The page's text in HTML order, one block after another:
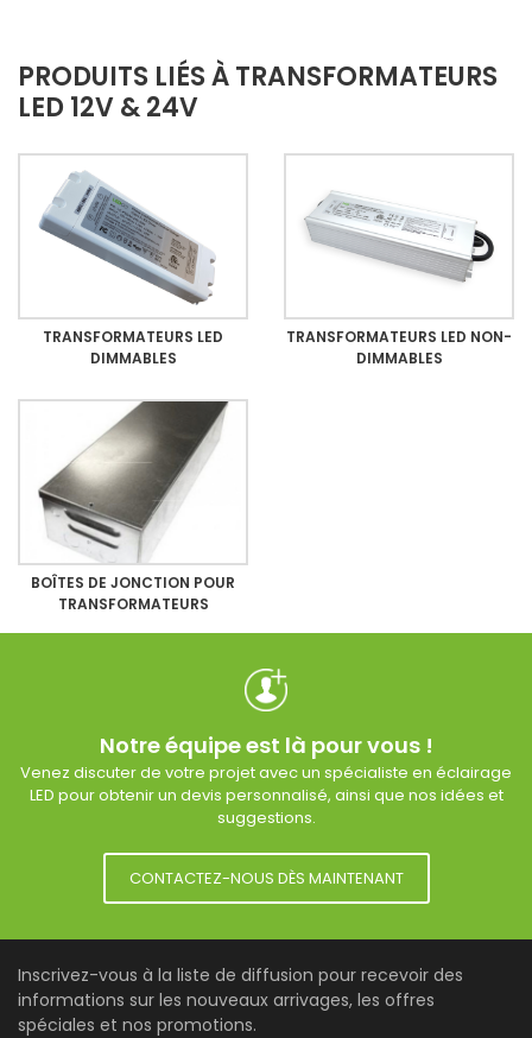
PRODUITS LIÉS À TRANSFORMATEURS
LED 12V & 24V
TRANSFORMATEURS LED
DIMMABLES
TRANSFORMATEURS LED NON-
DIMMABLES
BOÎTES DE JONCTION POUR
TRANSFORMATEURS
Notre équipe est là pour vous !
Venez discuter de votre projet avec un spécialiste en éclairage
LED pour obtenir un devis personnalisé, ainsi que nos idées et
suggestions.
CONTACTEZ-NOUS DÈS MAINTENANT
Inscrivez-vous à la liste de diffusion pour recevoir des
informations sur les nouveaux arrivages, les offres
spéciales et nos promotions.